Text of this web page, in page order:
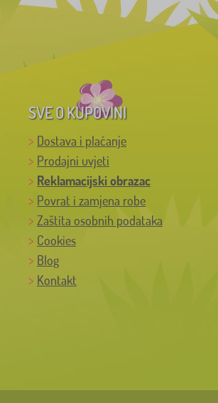
SVE O KUPOVINI
Dostava i plaćanje
Prodajni uvjeti
Reklamacijski obrazac
Povrat i zamjena robe
Zaštita osobnih podataka
Cookies
Blog
Kontakt